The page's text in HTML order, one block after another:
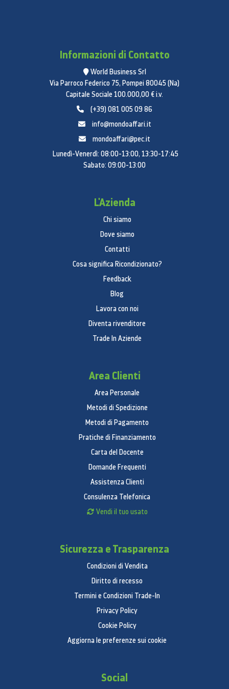
Informazioni di Contatto
World Business Srl
Via Parroco Federico 75, Pompei 80045 (Na)
Capitale Sociale 100.000,00 € i.v.
(+39) 081 005 09 86
info@mondoaffari.it
mondoaffari@pec.it
Lunedì-Venerdì: 08:00-13:00, 13:30-17:45
Sabato: 09:00-13:00
L'Azienda
Chi siamo
Dove siamo
Contatti
Cosa significa Ricondizionato?
Feedback
Blog
Lavora con noi
Diventa rivenditore
Trade In Aziende
Area Clienti
Area Personale
Metodi di Spedizione
Metodi di Pagamento
Pratiche di Finanziamento
Carta del Docente
Domande Frequenti
Assistenza Clienti
Consulenza Telefonica
Vendi il tuo usato
Sicurezza e Trasparenza
Condizioni di Vendita
Diritto di recesso
Termini e Condizioni Trade-In
Privacy Policy
Cookie Policy
Aggiorna le preferenze sui cookie
Social